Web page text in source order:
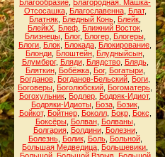
Благообразие Благородная. Машка-
Отсосашка, Благославенна, Блат,
Блатняк Бледный Конь Блейк
БлейкХ Блеф Ближний Восток
Близнецы, Блог, Блогер, Блогеры,
Блоги Блок Блокада Блокирование
Блонди Блоштейн Блудныйсын
Блумберг, Бляди, Блядство, Блядь,
Бляткин, Бобёжка, Бог, Богатыри,
Богданов Богданов-Бельский Боги
Боговеры Боголюбский Богоматерь
Богохульник Бодлер Бодряк-Идиот,
Бодряки-Идиоты, Боза, Бозик,
Бойкот, Бойтнер, Боколл, Бокр, Бокс
Боксёры, Болван, Болваны,
Болгария, Болдини, Болезни,
Болезнь, Болик, Боль, Больной,
Большая Медведица Большевики